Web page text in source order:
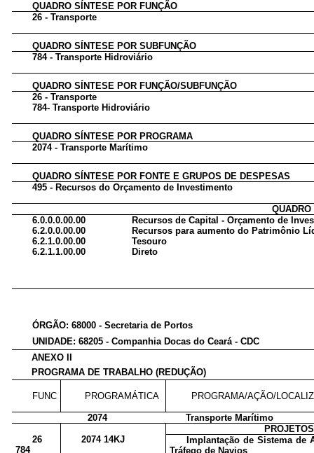
QUADRO SÍNTESE POR FUNÇÃO
26 - Transporte
QUADRO SÍNTESE POR SUBFUNÇÃO
784 - Transporte Hidroviário
QUADRO SÍNTESE POR FUNÇÃO/SUBFUNÇÃO
26 - Transporte
784- Transporte Hidroviário
QUADRO SÍNTESE POR PROGRAMA
2074 - Transporte Marítimo
QUADRO SÍNTESE POR FONTE E GRUPOS DE DESPESAS
495 - Recursos do Orçamento de Investimento
6.0.0.0.00.00
Recursos de Capital - Orçamento de
6.2.0.0.00.00
Recursos para aumento do Patrimônio
6.2.1.0.00.00
Tesouro
6.2.1.1.00.00
Direto
ÓRGÃO: 68000 - Secretaria de Portos
UNIDADE: 68205 - Companhia Docas do Ceará - CDC
ANEXO II
PROGRAMA DE TRABALHO (REDUÇÃO)
FUNC PROGRAMÁTICA PROGRAMA/AÇÃO/
2074
Transporte Marítimo
PROJETOS
26
784
2074 14KJ
Implantação de Sistema de
Tráfego de Navios